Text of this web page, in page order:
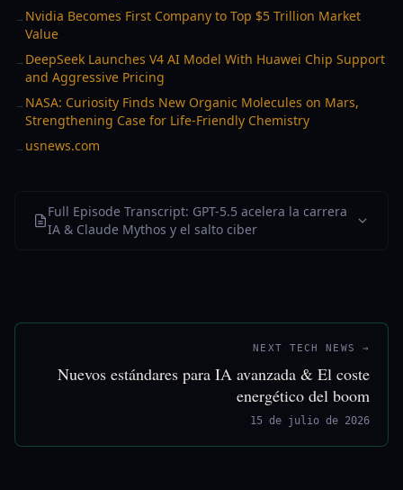
→ Nvidia Becomes First Company to Top $5 Trillion Market
Value
→ DeepSeek Launches V4 AI Model With Huawei Chip Support
and Aggressive Pricing
→ NASA: Curiosity Finds New Organic Molecules on Mars,
Strengthening Case for Life-Friendly Chemistry
→ usnews.com
Full Episode Transcript: GPT-5.5 acelera la carrera
IA & Claude Mythos y el salto ciber
NEXT TECH NEWS →
Nuevos estándares para IA avanzada & El coste
energético del boom
15 de julio de 2026